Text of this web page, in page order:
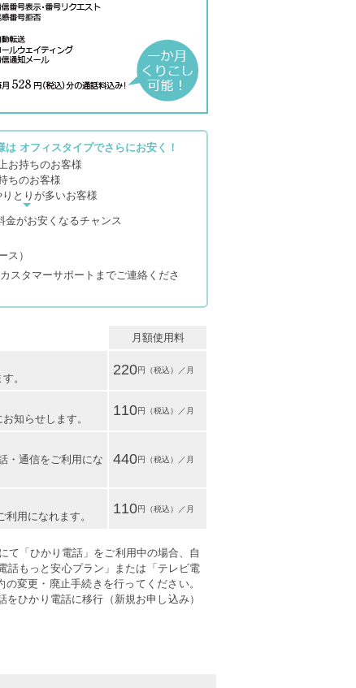
オフィスタイプでさらにお安く！
お持ちのお客様
ちのお客様
とりが多いお客様
金がお安くなるチャンス
）
スタマーサポートまでご連絡くださ
月額使用料
。
220
知らせします。
110
・通信をご利用にな
440
利用になれます。
110
て「ひかり電話」をご利用中の場合、自
話もっと安心プラン」または「テレビ電
変更・廃止手続きを行ってください。
ひかり電話に移行（新規お申し込み）